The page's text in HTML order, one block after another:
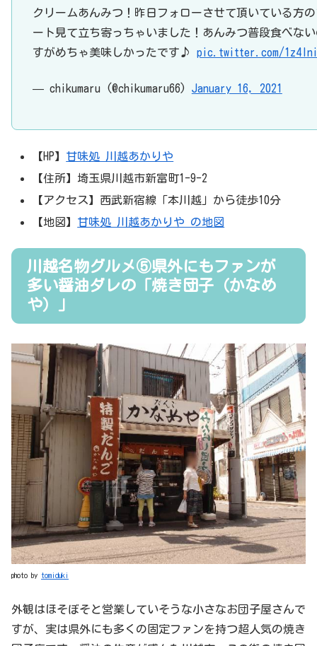
クリームあんみつ！昨日フォローさせて頂いている方
ート見て立ち寄っちゃいました！あんみつ普段食べな
すがめちゃ美味しかったです♪ pic.twitter.com/
— chikumaru (@chikumaru66) January 16, 2021
【HP】 甘味処 川越あかりや
【住所】埼玉県川越市新富町1-9-2
【アクセス】西武新宿線「本川越」から徒歩10分
【地図】 甘味処 川越あかりや の地図
川越名物グルメ⑤県外にもファンが
多い醤油ダレの「焼き団子（かなめ
や）」
photo by tomiduki
外観はほそぼそと営業していそうな小さなお団子屋さんで
すが、実は県外にも多くの固定ファンを持つ超人気の焼き